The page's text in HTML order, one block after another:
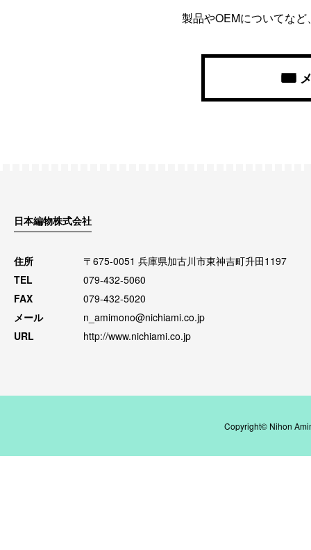
製品やOEMについてな
日本編物株式会社
住所
〒675-0051 兵庫県加古川市東神吉町升田1197
TEL
079-432-5060
FAX
079-432-5020
メール
n_amimono@nichiami.co.jp
URL
http://www.nichiami.co.jp
Copyright© Nihon